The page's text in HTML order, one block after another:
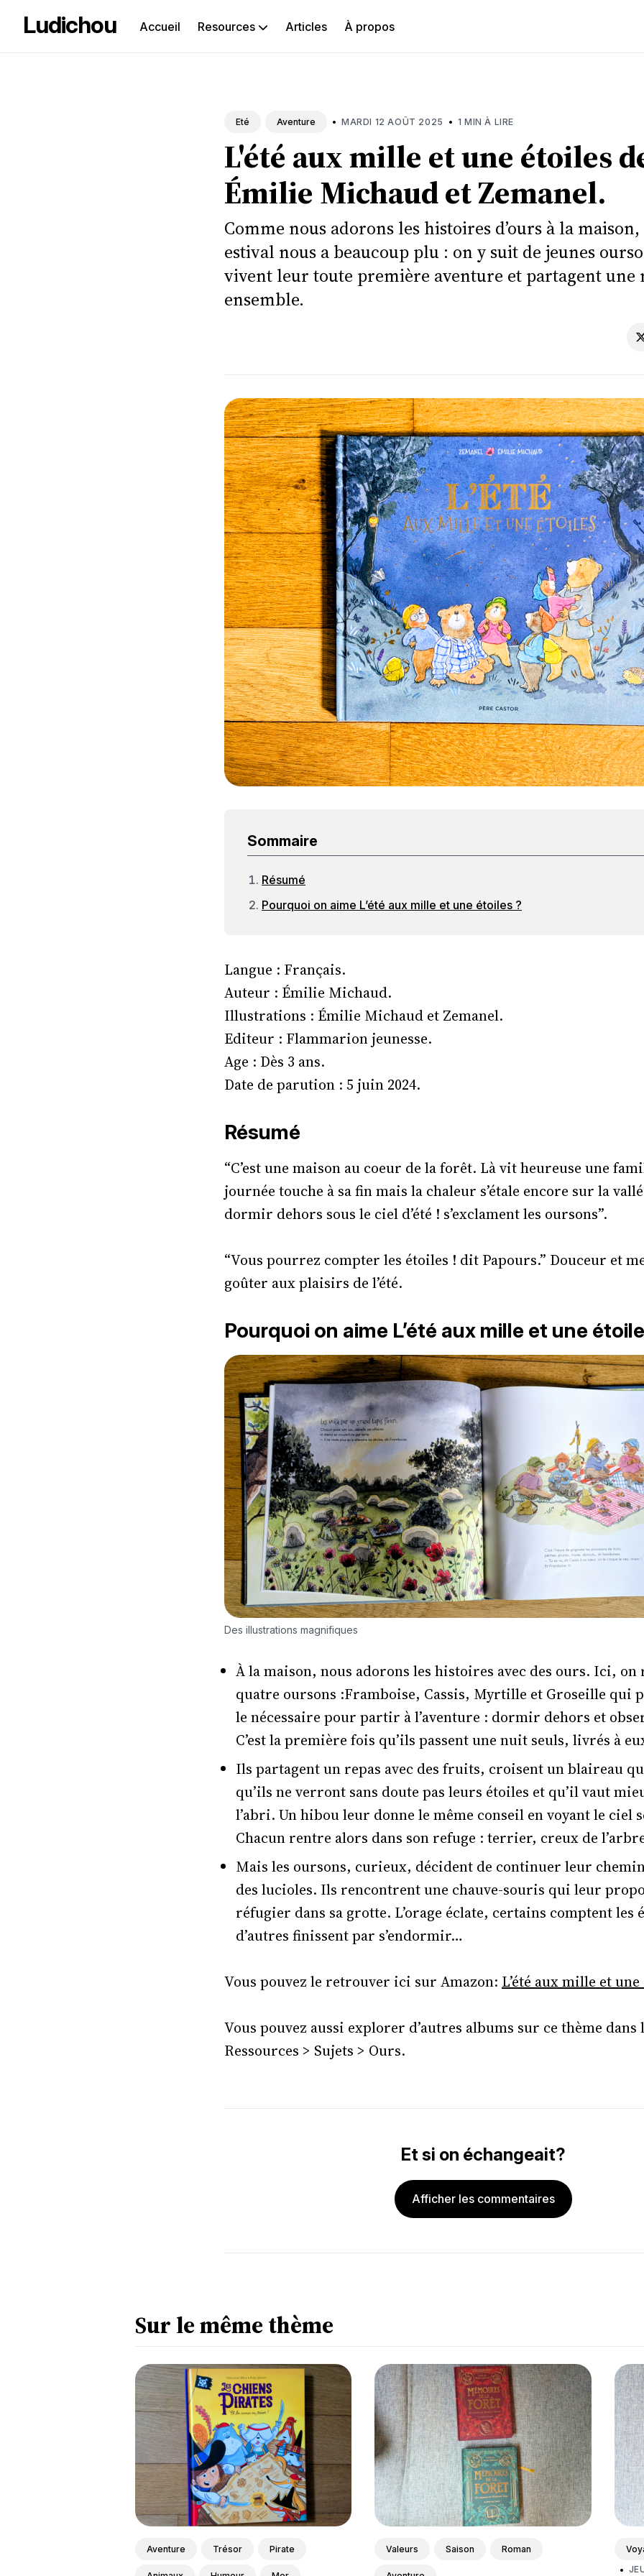
Ludichou Accueil Resources Articles À propos
le
Eté Aventure • MARDI 12 AOÛT 2025 • 1 MIN À LIRE
L'été aux mille et une étoiles
Émilie Michaud et Zemanel.
Comme nous adorons les histoires d’ours à la
estival nous a beaucoup plu : on y suit de jeunes
vivent leur toute première aventure et partagent une
ensemble.
Sommaire
Résumé
Pourquoi on aime L’été aux mille et une étoiles ?
Langue : Français.
Auteur : Émilie Michaud.
Illustrations : Émilie Michaud et Zemanel.
Editeur : Flammarion jeunesse.
Age : Dès 3 ans.
Date de parution : 5 juin 2024.
Résumé
“C’est une maison au coeur de la forêt. Là vit heureuse une
journée touche à sa fin mais la chaleur s’étale encore sur la
dormir dehors sous le ciel d’été ! s’exclament les oursons”.
“Vous pourrez compter les étoiles ! dit Papours.” Douceur et
goûter aux plaisirs de l’été.
Pourquoi on aime L’été aux mille et une
Des illustrations magnifiques
À la maison, nous adorons les histoires avec des ours. Ici, on
quatre oursons :Framboise, Cassis, Myrtille et Groseille qui
le nécessaire pour partir à l’aventure : dormir dehors et
C’est la première fois qu’ils passent une nuit seuls, livrés à
Ils partagent un repas avec des fruits, croisent un blaireau
qu’ils ne verront sans doute pas leurs étoiles et qu’il vaut
l’abri. Un hibou leur donne le même conseil en voyant le ciel
Chacun rentre alors dans son refuge : terrier, creux de
Mais les oursons, curieux, décident de continuer leur
des lucioles. Ils rencontrent une chauve-souris qui leur
réfugier dans sa grotte. L’orage éclate, certains comptent les
d’autres finissent par s’endormir…
Vous pouvez le retrouver ici sur Amazon: L’été aux mille et
Vous pouvez aussi explorer d’autres albums sur ce thème
Ressources > Sujets > Ours.
Et si on échangeait?
Afficher les commentaires
Sur le même thème
Aventure Trésor Pirate Valeurs Saison Roman
•